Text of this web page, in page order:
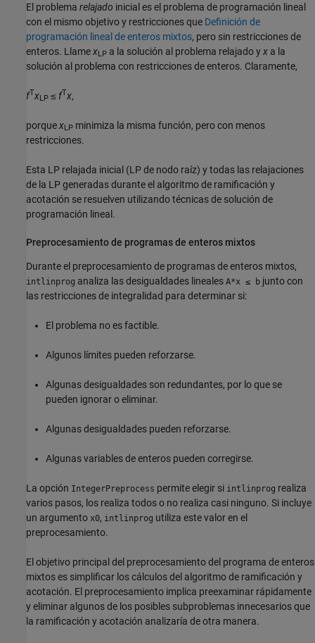
El problema relajado inicial es el problema de programación lineal
con el mismo objetivo y restricciones que Definición de
programación lineal de enteros mixtos, pero sin restricciones de
enteros. LlamexLP a la solución al problema relajado yx a la
solución al problema con restricciones de enteros. Claramente,
fTxLP ≤ fTx,
porquexLP minimiza la misma función, pero con menos
restricciones.
Esta LP relajada inicial (LP de nodo raíz) y todas las relajaciones
de la LP generadas durante el algoritmo de ramificación y
acotación se resuelven utilizando técnicas de solución de
programación lineal.
Preprocesamiento de programas de enteros mixtos
Durante el preprocesamiento de programas de enteros mixtos,
intlinprog analiza las desigualdades lineales A*x ≤ b junto con
las restricciones de integralidad para determinar si:
El problema no es factible.
Algunos límites pueden reforzarse.
Algunas desigualdades son redundantes, por lo que se
pueden ignorar o eliminar.
Algunas desigualdades pueden reforzarse.
Algunas variables de enteros pueden corregirse.
La opción IntegerPreprocess permite elegir si intlinprog realiza
varios pasos, los realiza todos o no realiza casi ninguno. Si incluye
un argumento x0, intlinprog utiliza este valor en el
preprocesamiento.
El objetivo principal del preprocesamiento del programa de enteros
mixtos es simplificar los cálculos del algoritmo de ramificación y
acotación. El preprocesamiento implica preexaminar rápidamente
y eliminar algunos de los posibles subproblemas innecesarios que
la ramificación y acotación analizaría de otra manera.